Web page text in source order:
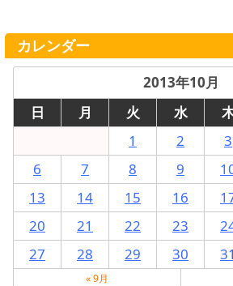
カレンダー
2013年10月
日
月 火 水
1
2 3
6
7 8 9
13
14 15 16
20
21 22 23
27
28 29 30 31
« 9月